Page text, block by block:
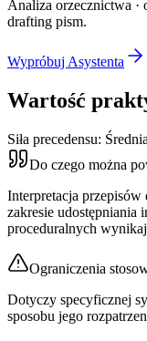
Analiza orzecznictwa ·
drafting pism.
Wypróbuj Asystenta
Wartość
Siła precedensu: Średnia
Do czego można
Interpretacja
zakresie
proceduralnych
Ograniczenia
Dotyczy specyficznej
sposobu jego